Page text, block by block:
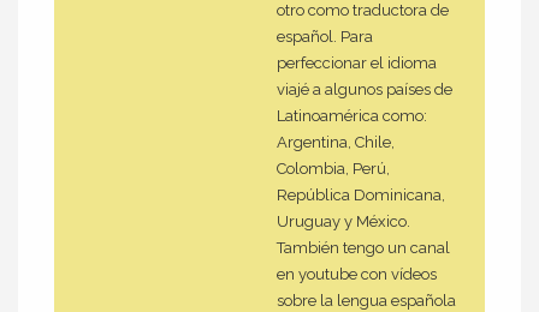
otro como traductora de
español. Para
perfeccionar el idioma
viajé a algunos países de
Latinoamérica como:
Argentina, Chile,
Colombia, Perú,
República Dominicana,
Uruguay y México.
También tengo un canal
en youtube con vídeos
sobre la lengua española